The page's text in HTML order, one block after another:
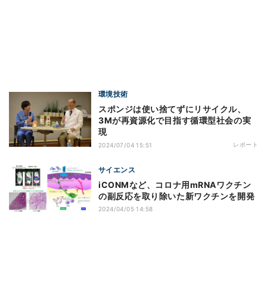
環境技術
スポンジは使い捨てずにリサイクル、
3Mが再資源化で目指す循環型社会の実
現
2024/07/04 15:51 レポート
サイエンス
iCONMなど、コロナ用mRNAワクチン
の副反応を取り除いた新ワクチンを開発
2024/04/05 14:58